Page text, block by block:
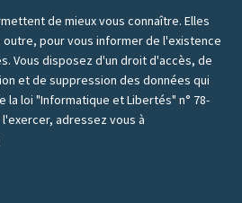
de mieux vous connaître. Elles
pour vous informer de l'existence
Vous disposez d'un droit d'accès, de
et de suppression des données qui
la loi "Informatique et Libertés" n° 78-
l'exercer, adressez vous à